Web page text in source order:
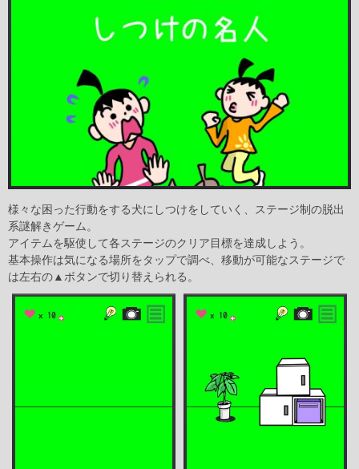
様々な困った行動をする犬にしつけをしていく、ステージ制の脱出
系謎解きゲーム。
アイテムを駆使して各ステージのクリア目標を達成しよう。
基本操作は気になる場所をタップで調べ、移動が可能なステージで
は左右の▲ボタンで切り替えられる。